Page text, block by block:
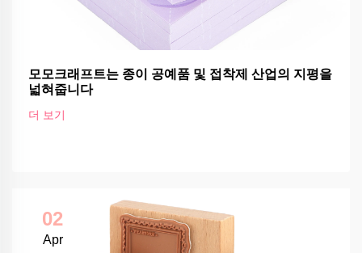
모모크래프트는 종이 공예품 및 접착제 산업의 지평을
넓혀줍니다
더 보기
02
Apr